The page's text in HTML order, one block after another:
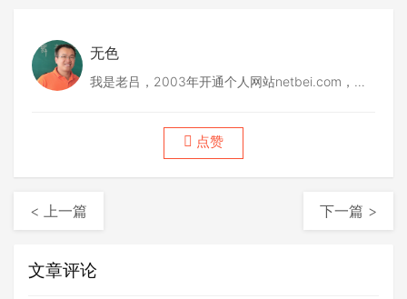
无色
我是老吕，2003年开通个人网站netbei.com，
网，2012年做中木品牌普洱茶，2015年做众筹茶
项目，2017创立后月古茶，2018年底联合筹建德
点赞
< 上一篇 下一篇 >
文章评论